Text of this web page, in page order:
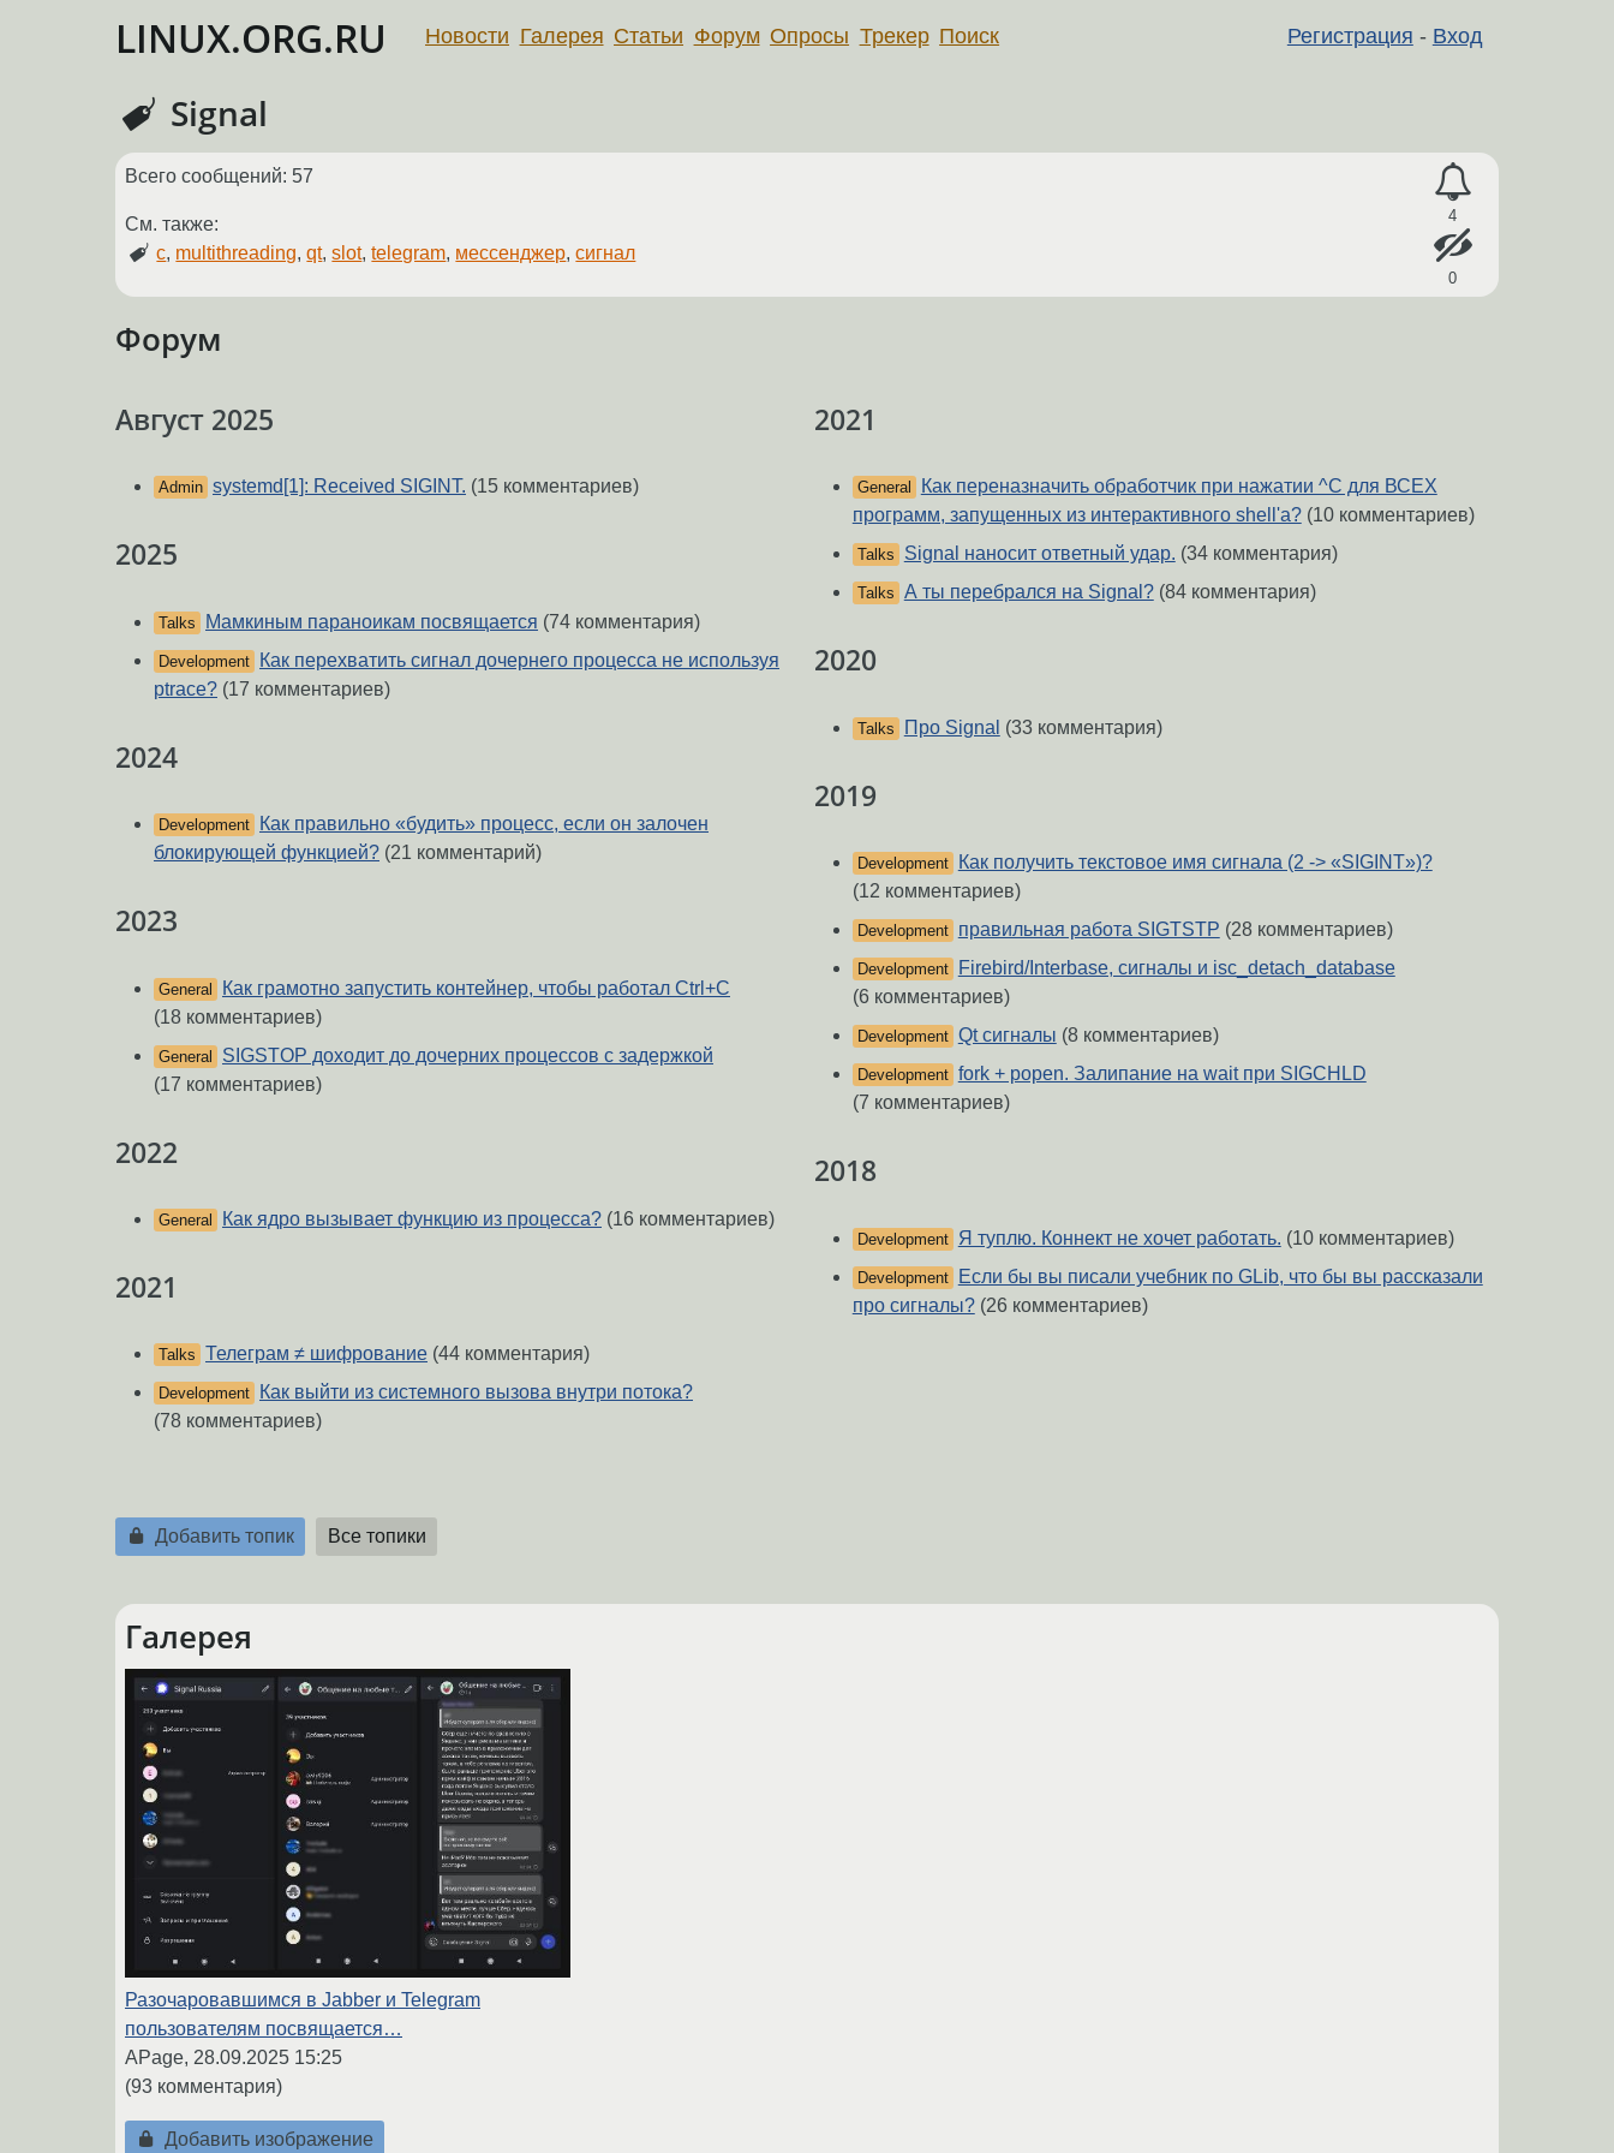
LINUX.ORG.RU Регистрация - Вход
Новости Галерея Статьи Форум Опросы Трекер Поиск
Signal
4
0
Всего сообщений: 57
См. также:
c, multithreading,qt,slot,telegram, мессенджер,сигнал
Форум
Август 2025
Admin systemd[1]: Received SIGINT. (15 комментариев)
2025
Talks Мамкиным параноикам посвящается (74 комментария)
Development
Как перехватить сигнал дочернего процесса не используя
ptrace? (17 комментариев)
2024
Development
Как правильно «будить» процесс, если он залочен
блокирующей функцией? (21 комментарий)
2023
General
Как грамотно запустить контейнер, чтобы работал Ctrl+C
(18 комментариев)
General
SIGSTOP доходит до дочерних процессов с задержкой
(17 комментариев)
2022
General Как ядро вызывает функцию из процесса? (16 комментариев)
2021
Talks Телеграм ≠ шифрование (44 комментария)
Development
Как выйти из системного вызова внутри потока?
(78 комментариев)
2021
General
Как переназначить обработчик при нажатии ^C для ВСЕХ
программ, запущенных из интерактивного shell'а?(10 комментариев)
Talks Signal наносит ответный удар. (34 комментария)
Talks А ты перебрался на Signal?(84 комментария)
2020
Talks Про Signal (33 комментария)
2019
Development
Как получить текстовое имя сигнала (2 -> «SIGINT»)?
(12 комментариев)
Development правильная работа SIGTSTP (28 комментариев)
Development
Firebird/Interbase, сигналы и isc_detach_database
(6 комментариев)
Development Qt сигналы (8 комментариев)
Development fork + popen. Залипание на wait при SIGCHLD
(7 комментариев)
2018
Development Я туплю. Коннект не хочет работать. (10 комментариев)
Development
Если бы вы писали учебник по GLib, что бы вы рассказали
про сигналы?(26 комментариев)
Добавить топик Все топики
Галерея
Разочаровавшимся в Jabber и Telegram
пользователям посвящается…
APage, 28.09.2025 15:25
(93 комментария)
Добавить изображение